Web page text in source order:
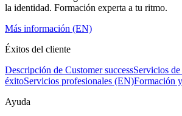
la identidad. Formación experta a tu ritmo.
Más información (EN)
Éxitos del cliente
Descripción de Customer successServicios
éxitoServicios profesionales (EN)Formación
Ayuda